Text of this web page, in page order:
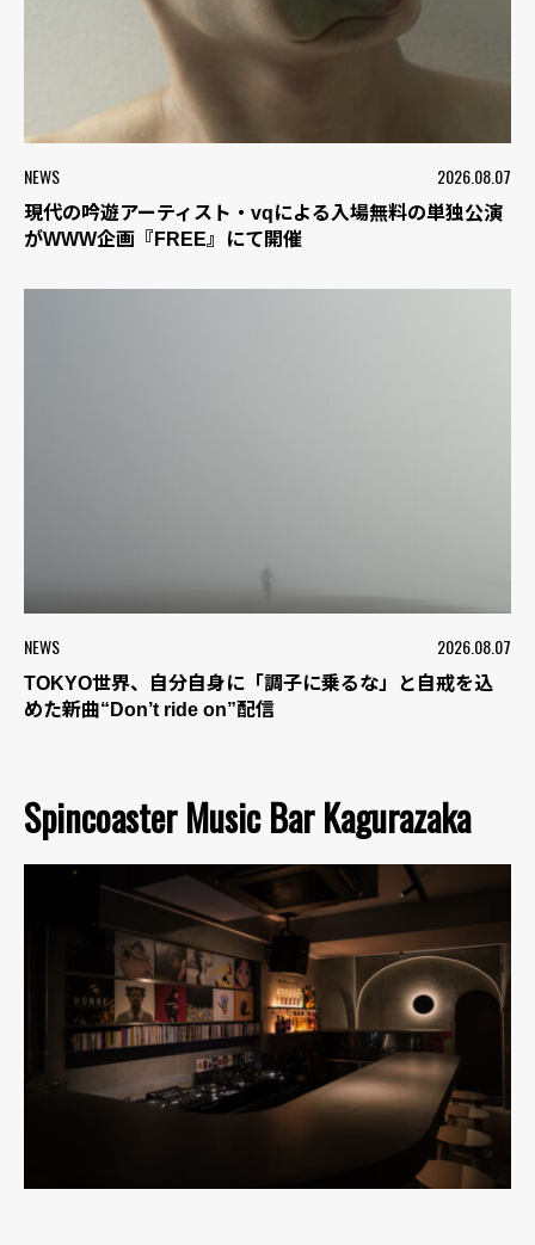
NEWS 2026.08.07
現代の吟遊アーティスト・vqによる入場無料の単独公演
がWWW企画『FREE』にて開催
NEWS 2026.08.07
TOKYO世界、自分自身に「調子に乗るな」と自戒を込
めた新曲“Don’t ride on”配信
Spincoaster Music Bar Kagurazaka